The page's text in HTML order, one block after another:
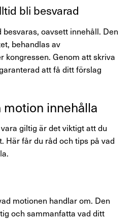
Om Finansförbundet
Press & opinion
Förtroendevald
Kontakta oss
In English
bli besvarad
oavsett innehåll. Den
behandlas av
kongressen. Genom att skriva
att få ditt förslag
motion inne­hålla
giltig är det viktigt att du
Här får du råd och tips på vad
motionen handlar om. Den
och sammanfatta vad ditt